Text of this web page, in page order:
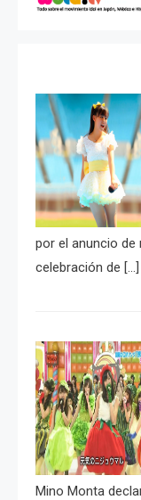
por el anuncio de
celebración de […]
Mino Monta